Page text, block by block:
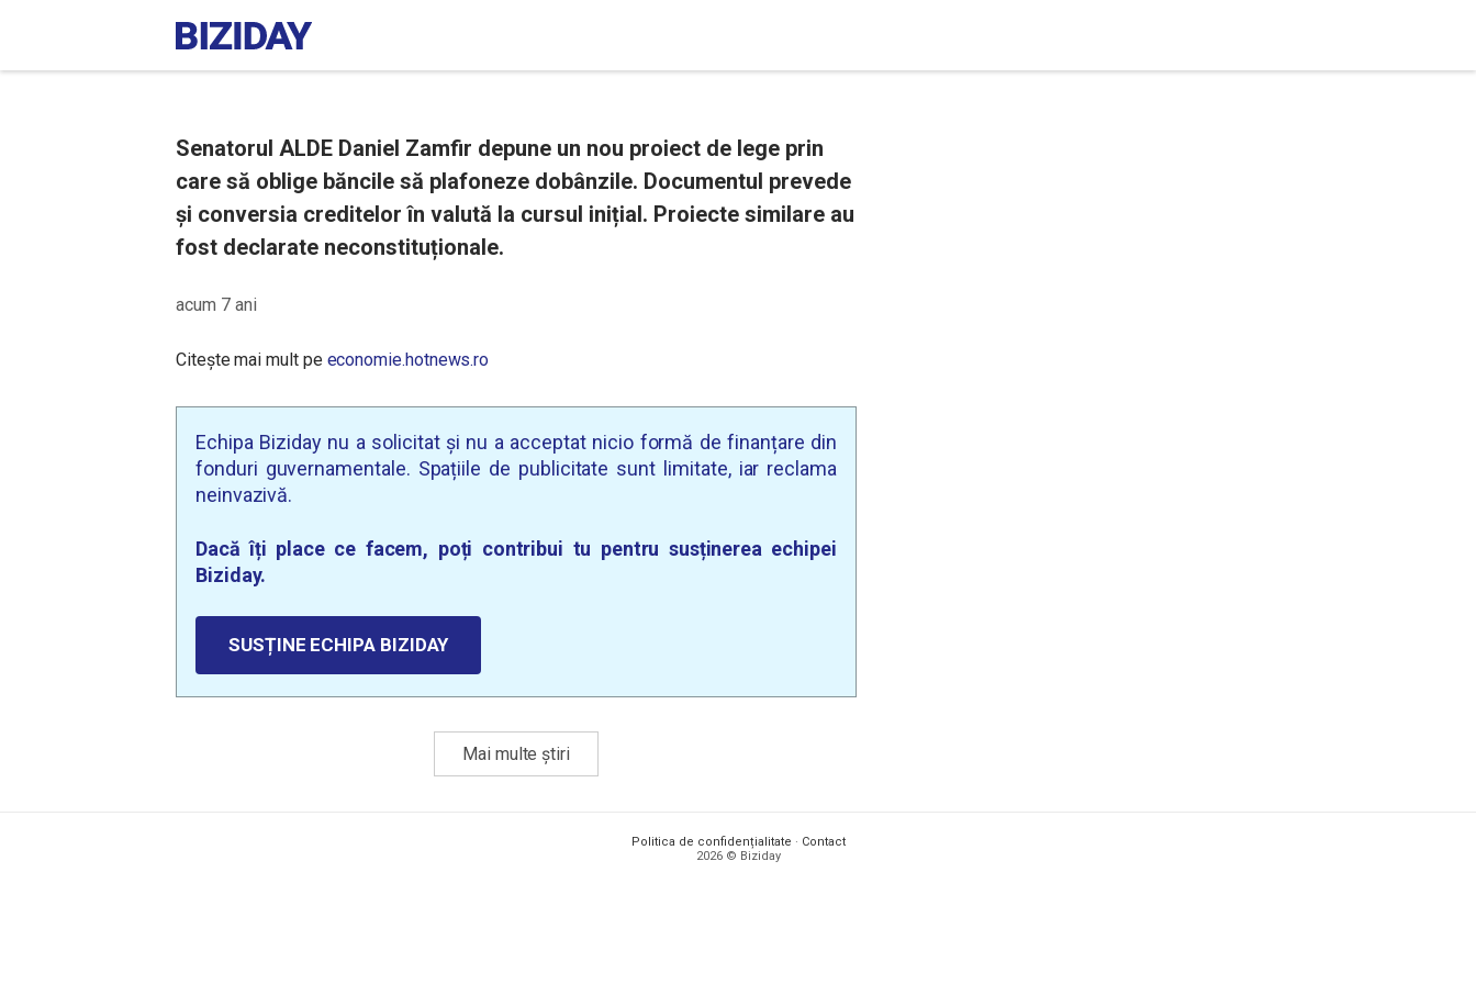
Senatorul ALDE Daniel Zamfir depune un nou proiect de lege prin
care să oblige băncile să plafoneze dobânzile. Documentul prevede
și conversia creditelor în valută la cursul inițial. Proiecte similare au
fost declarate neconstituționale.
acum 7 ani
Citește mai mult pe economie.hotnews.ro
Echipa Biziday nu a solicitat și nu a acceptat nicio formă de finanțare din
fonduri guvernamentale. Spațiile de publicitate sunt limitate, iar reclama
neinvazivă.
Dacă îți place ce facem, poți contribui tu pentru susținerea echipei
Biziday.
SUSȚINE ECHIPA BIZIDAY
Mai multe știri
Politica de confidențialitate · Contact
2026 © Biziday